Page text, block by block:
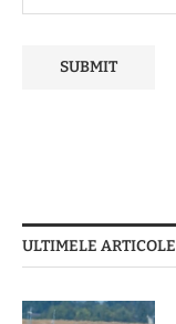
ULTIMELE ARTICOLE